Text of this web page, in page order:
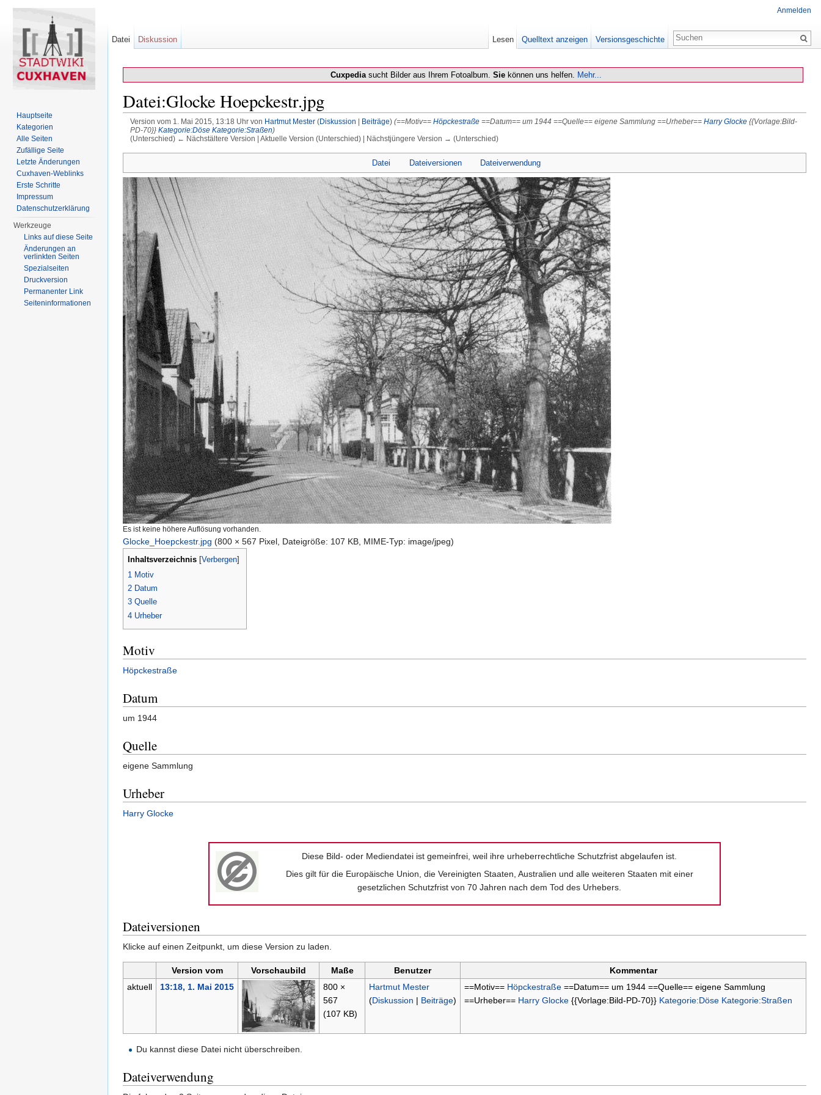
Cuxpediasucht Bilder aus Ihrem Fotoalbum. Sie können uns helfen. Mehr...
Datei:Glocke Hoepckestr.jpg
Version vom 1. Mai 2015, 13:18 Uhr von Hartmut Mester (Diskussion | Beiträge) (==Motiv== Höpckestraße==Datum== um 1944 ==Quelle== eigene Sammlung ==Urheber== Harry Glocke{{Vorlage:Bild-
PD-70}} Kategorie:Döse Kategorie:Straßen)
(Unterschied) ← Nächstältere Version | Aktuelle Version (Unterschied) | Nächstjüngere Version → (Unterschied)
Datei Dateiversionen Dateiverwendung
Es ist keine höhere Auflösung vorhanden.
Glocke_Hoepckestr.jpg (800 × 567 Pixel, Dateigröße: 107 KB, MIME-Typ: image/jpeg)
Inhaltsverzeichnis [Verbergen]
1 Motiv
2 Datum
3 Quelle
4 Urheber
Motiv
Höpckestraße
Datum
um 1944
Quelle
eigene Sammlung
Urheber
Harry Glocke
Diese Bild- oder Mediendatei ist gemeinfrei, weil ihre urheberrechtliche Schutzfrist abgelaufen ist.
Dies gilt für die Europäische Union, die Vereinigten Staaten, Australien und alle weiteren Staaten mit einer
gesetzlichen Schutzfrist von 70 Jahren nach dem Tod des Urhebers.
Dateiversionen
Klicke auf einen Zeitpunkt, um diese Version zu laden.
Version vom Vorschaubild Maße Benutzer
Kommentar
aktuell
13:18, 1. Mai 2015
800 ×
567
(107 KB)
Hartmut Mester
(Diskussion | Beiträge)
==Motiv== Höpckestraße==Datum== um 1944 ==Quelle== eigene Sammlung
==Urheber== Harry Glocke{{Vorlage:Bild-PD-70}} Kategorie:Döse Kategorie:Straßen
Du kannst diese Datei nicht überschreiben.
Dateiverwendung
Anmelden
Datei Diskussion Lesen Quelltext anzeigen Versionsgeschichte
Hauptseite
Kategorien
Alle Seiten
Zufällige Seite
Letzte Änderungen
Cuxhaven-Weblinks
Erste Schritte
Impressum
Datenschutzerklärung
Werkzeuge
Links auf diese Seite
Änderungen an
verlinkten Seiten
Spezialseiten
Druckversion
Permanenter Link
Seiten­informationen